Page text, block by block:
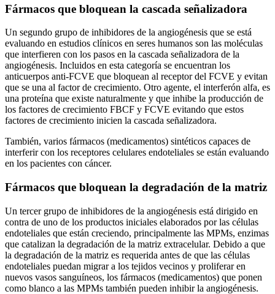
Fármacos que bloquean la cascada señalizadora
Un segundo grupo de inhibidores de la angiogénesis que se está
evaluando en estudios clínicos en seres humanos son las moléculas
que interfieren con los pasos en la cascada señalizadora de la
angiogénesis. Incluidos en esta categoría se encuentran los
anticuerpos anti-FCVE que bloquean al receptor del FCVE y evitan
que se una al factor de crecimiento. Otro agente, el interferón alfa, es
una proteína que existe naturalmente y que inhibe la producción de
los factores de crecimiento FBCF y FCVE evitando que estos
factores de crecimiento inicien la cascada señalizadora.
También, varios fármacos (medicamentos) sintéticos capaces de
interferir con los receptores celulares endoteliales se están evaluando
en los pacientes con cáncer.
Fármacos que bloquean la degradación de la matriz
Un tercer grupo de inhibidores de la angiogénesis está dirigido en
contra de uno de los productos iniciales elaborados por las células
endoteliales que están creciendo, principalmente las MPMs, enzimas
que catalizan la degradación de la matriz extracelular. Debido a que
la degradación de la matriz es requerida antes de que las células
endoteliales puedan migrar a los tejidos vecinos y proliferar en
nuevos vasos sanguíneos, los fármacos (medicamentos) que ponen
como blanco a las MPMs también pueden inhibir la angiogénesis.